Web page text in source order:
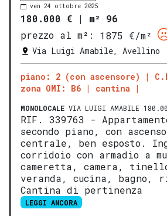
ven 24 ottobre 2025
180.000 € | m² 96
prezzo al m²:
1875 €/m²
Via Luigi Amabile, Avellino
piano: 2 (con ascensore)
zona OMI: B6
cantina
MONOLOCALE VIA LUIGI AMABILE
RIF. 339763 -
secondo piano, con
centrale, ben esposto.
corridoio con armadio a
cameretta, camera,
veranda, cucina, bagno,
Cantina di pertinenza
LEGGI ANCORA